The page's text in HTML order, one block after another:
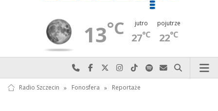
13°C jutro
27°C
pojutrze
22°C
Najlepiej po prostu do nas zadzwoń
Odwiedź nas na Facebook-u
Odwiedź nas na X
Odwiedź nas na Instagram-ie
Odwiedź nas na TikTok-u
Szukaj nas na Spotify
Wyślij do nas
Szukaj
Radio Szczecin » Fonosfera » Reportaże